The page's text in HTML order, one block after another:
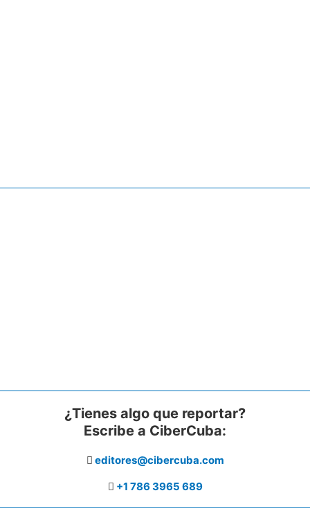
¿Tienes algo que reportar?
Escribe a CiberCuba:
editores@cibercuba.com
+1 786 3965 689